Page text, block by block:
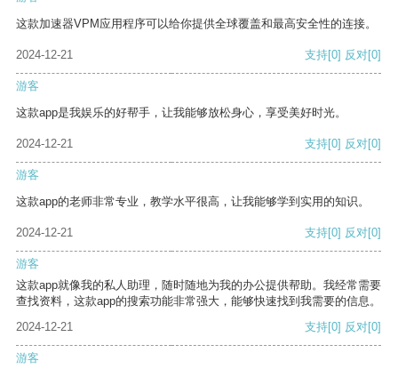
这款加速器VPM应用程序可以给你提供全球覆盖和最高安全性的连接。
2024-12-21 支持[0] 反对[0]
游客
这款app是我娱乐的好帮手，让我能够放松身心，享受美好时光。
2024-12-21 支持[0] 反对[0]
游客
这款app的老师非常专业，教学水平很高，让我能够学到实用的知识。
2024-12-21 支持[0] 反对[0]
游客
这款app就像我的私人助理，随时随地为我的办公提供帮助。我经常需要
查找资料，这款app的搜索功能非常强大，能够快速找到我需要的信息。
2024-12-21
支持[0] 反对[0]
游客